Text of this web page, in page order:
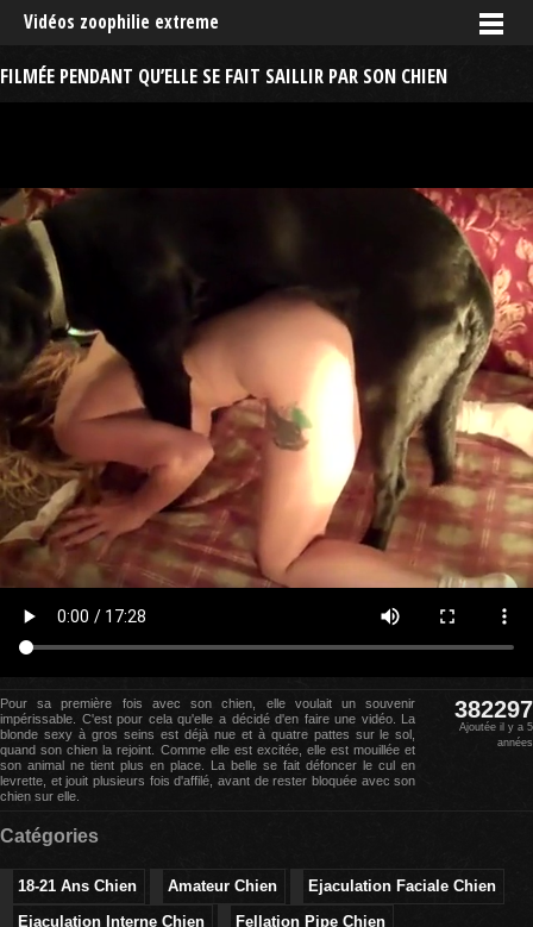
Vidéos zoophilie extreme
FILMÉE PENDANT QU’ELLE SE FAIT SAILLIR PAR SON CHIEN
Pour sa première fois avec son chien, elle voulait un souvenir
impérissable. C'est pour cela qu'elle a décidé d'en faire une vidéo. La
blonde sexy à gros seins est déjà nue et à quatre pattes sur le sol,
quand son chien la rejoint. Comme elle est excitée, elle est mouillée et
son animal ne tient plus en place. La belle se fait défoncer le cul en
levrette, et jouit plusieurs fois d'affilé, avant de rester bloquée avec son
chien sur elle.
382297
Ajoutée il y a 5
années
Catégories
18-21 Ans Chien Amateur Chien
Ejaculation Faciale Chien
Ejaculation Interne Chien
Fellation Pipe Chien